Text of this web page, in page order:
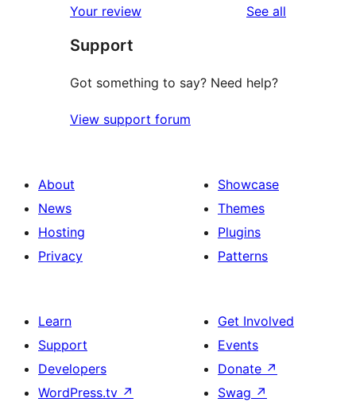
reviews
star
reviews
Your review See all
Support
Got something to say? Need help?
View support forum
About
News
Hosting
Privacy
Showcase
Themes
Plugins
Patterns
Learn
Support
Developers
WordPress.tv ↗
Get Involved
Events
Donate ↗
Swag ↗